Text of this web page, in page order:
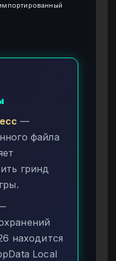
—
файла
гринд
находится
Local